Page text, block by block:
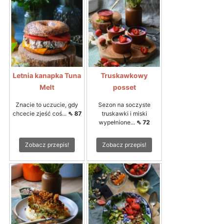
Letnia kanapka Tuna
Melt
Znacie to uczucie, gdy
chcecie zjeść coś... ⇖ 87
Zobacz przepis!
Truskawkowy
posset
Sezon na soczyste
truskawki i miski
wypełnione... ⇖ 72
Zobacz przepis!